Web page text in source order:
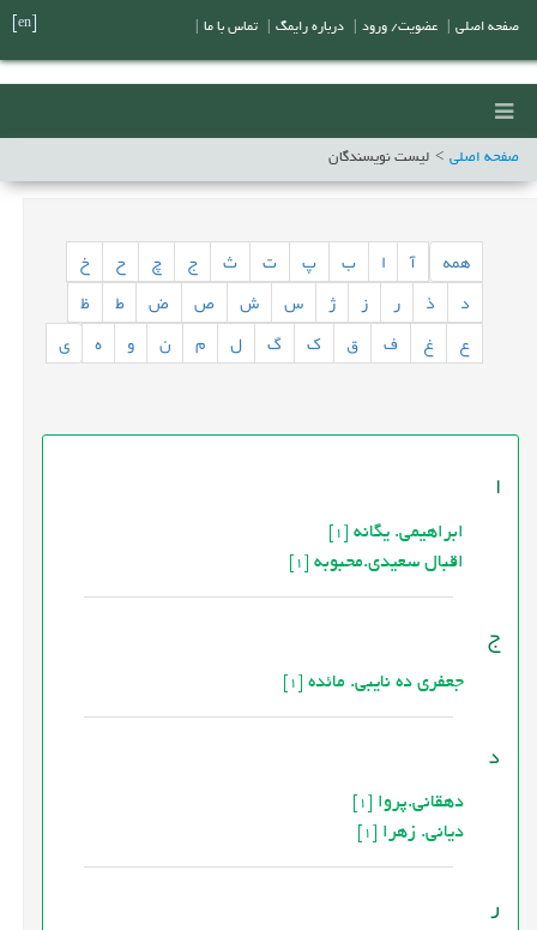
صفحه اصلی لیست نویسندگان
همه ب پ ت ث ج چ ح
خ
د
ذ ر ز ژ س ش ص ض ط
ظ
ع
غ ف ق ک گ ل م ن و ه ی
ابراهیمی. یگانه[1]
اقبال سعیدی.محبوبه[1]
ج
جعفری ده نایبی. مائده[1]
د
دهقانی.پروا
دیانی. زهرا
ر
صفحه اصلی عضویت/ ورود درباره رایمگ تماس با ما